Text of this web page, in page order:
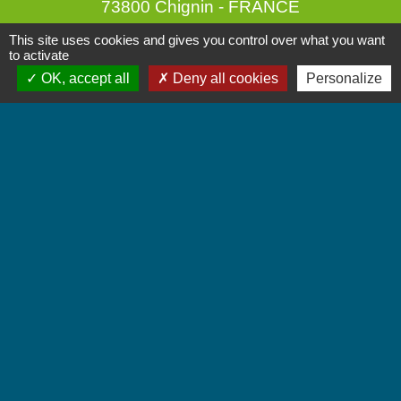
73800 Chignin - FRANCE
+33 4 79 28 10 12
This site uses cookies and gives you control over what you want
to activate
OK, accept all
Deny all cookies Personalize